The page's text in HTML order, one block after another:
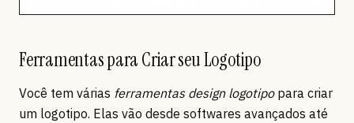
Ferramentas para Criar seu Logotipo
Você tem várias ferramentas design logotipopara criar
um logotipo. Elas vão desde softwares avançados até